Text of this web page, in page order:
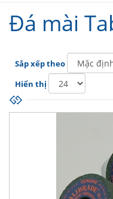
Đá mài
Sắp xếp theo
Hiển thị